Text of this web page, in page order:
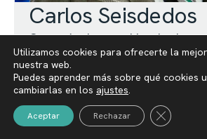
Carlos Seisdedos
Con más de una década de
seguridad internacional,
investigación criminal, es
transformar datos en
para proteger a organizaciones,
Utilizamos cookies para ofrecerte la
nuestra web.
Puedes aprender más sobre qué cookies
cambiarlas en los ajustes.
Aceptar Rechazar Cerrar el